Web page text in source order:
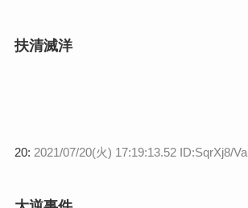
扶清滅洋
20: 2021/07/20(火) 17:19:13.52 ID:SqrXj8/Va